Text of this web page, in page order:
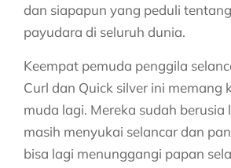
dan siapapun yang peduli
payudara di seluruh dunia.
Keempat pemuda penggila
Curl dan Quick silver ini memang
muda lagi. Mereka sudah berusia
masih menyukai selancar dan
bisa lagi menunggangi papan